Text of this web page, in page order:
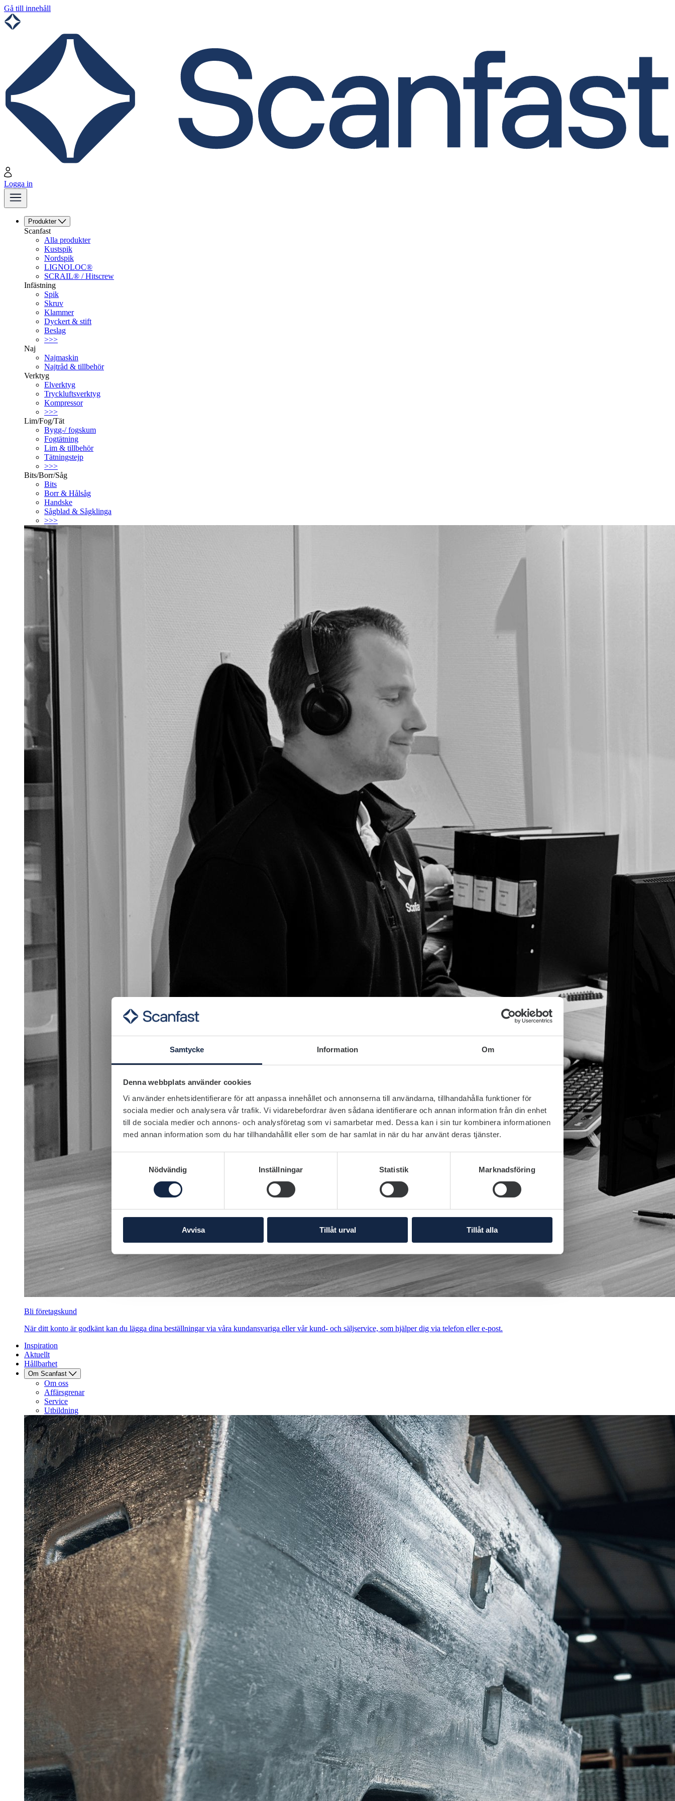
Samtycke Information Om
Denna webbplats använder cookies
Vi använder enhetsidentifierare för att anpassa innehållet och annonserna till användarna, tillhandahålla funktioner för
sociala medier och analysera vår trafik. Vi vidarebefordrar även sådana identifierare och annan information från din enhet
till de sociala medier och annons- och analysföretag som vi samarbetar med. Dessa kan i sin tur kombinera informationen
med annan information som du har tillhandahållit eller som de har samlat in när du har använt deras tjänster.
Nödvändig
Inställningar Statistik Marknadsföring
Avvisa Tillåt urval Tillåt alla
Gå till innehåll
Logga in
Produkter
Scanfast
Alla produkter
Kustspik
Nordspik
LIGNOLOC®
SCRAIL® / Hitscrew
Infästning
Spik
Skruv
Klammer
Dyckert & stift
Beslag
>>>
Naj
Najmaskin
Najtråd & tillbehör
Verktyg
Elverktyg
Tryckluftsverktyg
Kompressor
>>>
Lim/Fog/Tät
Bygg-/ fogskum
Fogtätning
Lim & tillbehör
Tätningstejp
>>>
Bits/Borr/Såg
Bits
Borr & Hålsåg
Handske
Sågblad & Sågklinga
>>>
Bli företagskund
När ditt konto är godkänt kan du lägga dina beställningar via våra kundansvariga eller vår kund- och säljservice, som hjälper dig via telefon eller e-post.
Inspiration
Aktuellt
Hållbarhet
Om Scanfast
Om oss
Affärsgrenar
Service
Utbildning